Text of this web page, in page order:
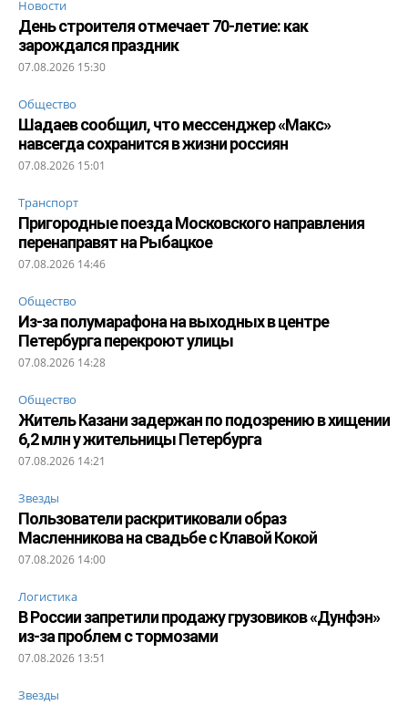
Новости
День строителя отмечает 70-летие: как
зарождался праздник
07.08.2026 15:30
Общество
Шадаев сообщил, что мессенджер «Макс»
навсегда сохранится в жизни россиян
07.08.2026 15:01
Транспорт
Пригородные поезда Московского направления
перенаправят на Рыбацкое
07.08.2026 14:46
Общество
Из-за полумарафона на выходных в центре
Петербурга перекроют улицы
07.08.2026 14:28
Общество
Житель Казани задержан по подозрению в хищении
6,2 млн у жительницы Петербурга
07.08.2026 14:21
Звезды
Пользователи раскритиковали образ
Масленникова на свадьбе с Клавой Кокой
07.08.2026 14:00
Логистика
В России запретили продажу грузовиков «Дунфэн»
из-за проблем с тормозами
07.08.2026 13:51
Звезды